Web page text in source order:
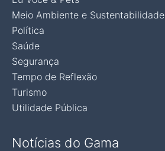
Meio Ambiente e Sustentabilidade
Política
Saúde
Segurança
Tempo de Reflexão
Turismo
Utilidade Pública
Notícias do Gama